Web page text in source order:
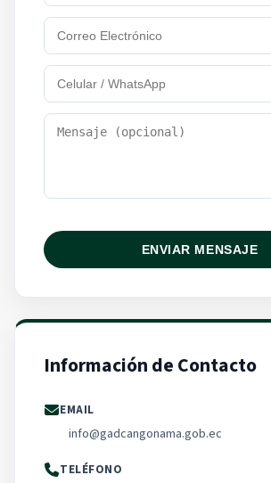
ENVIAR MENSAJE
Información de Contacto
EMAIL
info@gadcangonama.gob.ec
TELÉFONO